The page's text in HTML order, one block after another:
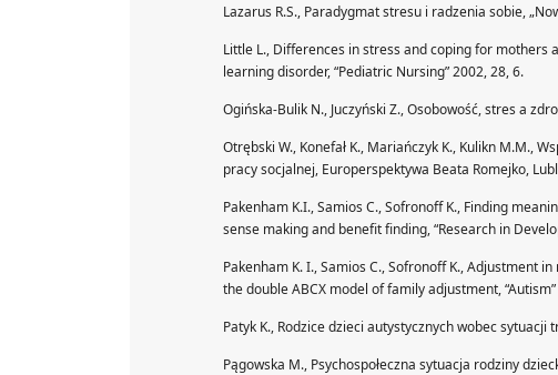
Lazarus R.S., Paradygmat stresu i radzenia sobie,
Little L., Differences in stress and coping for mothers
learning disorder, “Pediatric Nursing” 2002, 28, 6.
Ogińska-Bulik N., Juczyński Z., Osobowość, stres a
Otrębski W., Konefał K., Mariańczyk K., Kulikn M.M.,
pracy socjalnej, Europerspektywa Beata Romejko,
Pakenham K.I., Samios C., Sofronoff K., Finding
sense making and benefit finding, “Research in
Pakenham K. I., Samios C., Sofronoff K., Adjustment
the double ABCX model of family adjustment,
Patyk K., Rodzice dzieci autystycznych wobec
Pągowska M., Psychospołeczna sytuacja rodziny